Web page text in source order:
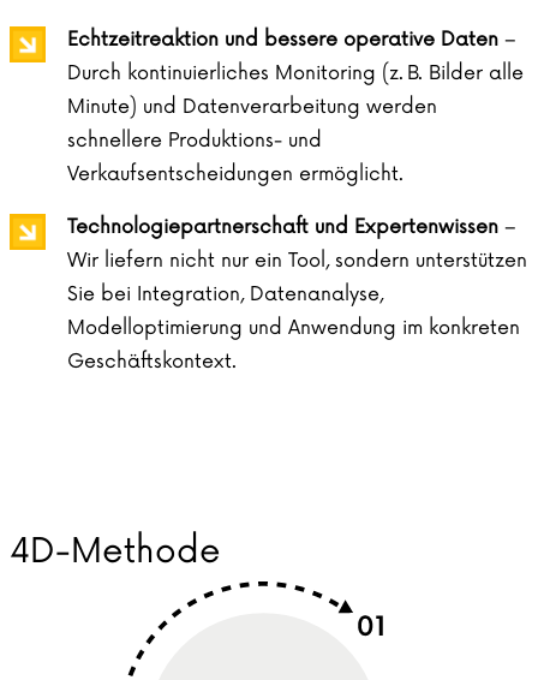
Echtzeitreaktion und bessere operative Daten –
Durch kontinuierliches Monitoring (z. B. Bilder alle
Minute) und Datenverarbeitung werden
schnellere Produktions- und
Verkaufsentscheidungen ermöglicht.
Technologiepartnerschaft und Expertenwissen –
Wir liefern nicht nur ein Tool, sondern unterstützen
Sie bei Integration, Datenanalyse,
Modelloptimierung und Anwendung im konkreten
Geschäftskontext.
4D-Methode